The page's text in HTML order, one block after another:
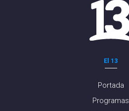
El 13
Portada
Programas